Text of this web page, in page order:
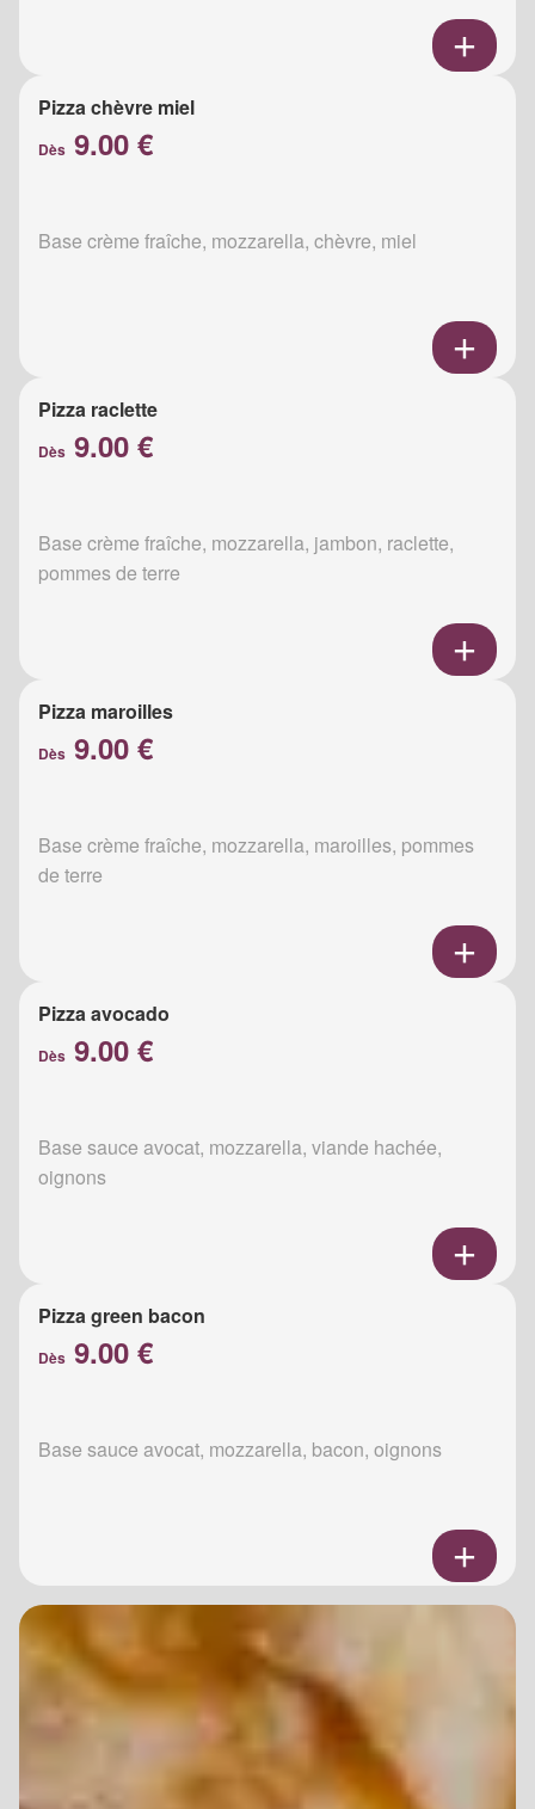
Pizza chèvre miel
Dès 9.00 €
Base crème fraîche, mozzarella, chèvre, miel
Pizza raclette
Dès 9.00 €
Base crème fraîche, mozzarella, jambon, raclette,
pommes de terre
Pizza maroilles
Dès 9.00 €
Base crème fraîche, mozzarella, maroilles, pommes
de terre
Pizza avocado
Dès 9.00 €
Base sauce avocat, mozzarella, viande hachée,
oignons
Pizza green bacon
Dès 9.00 €
Base sauce avocat, mozzarella, bacon, oignons